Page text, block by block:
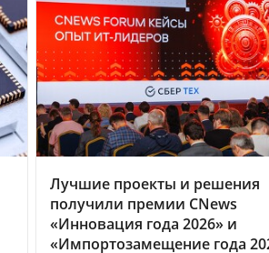
Лучшие проекты и решения
получили премии CNews
«Инновация года 2026» и
«Импортозамещение года